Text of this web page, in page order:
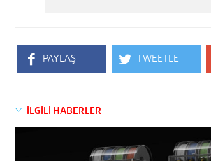
PAYLAŞ TWEETLE
İLGİLİ HABERLER